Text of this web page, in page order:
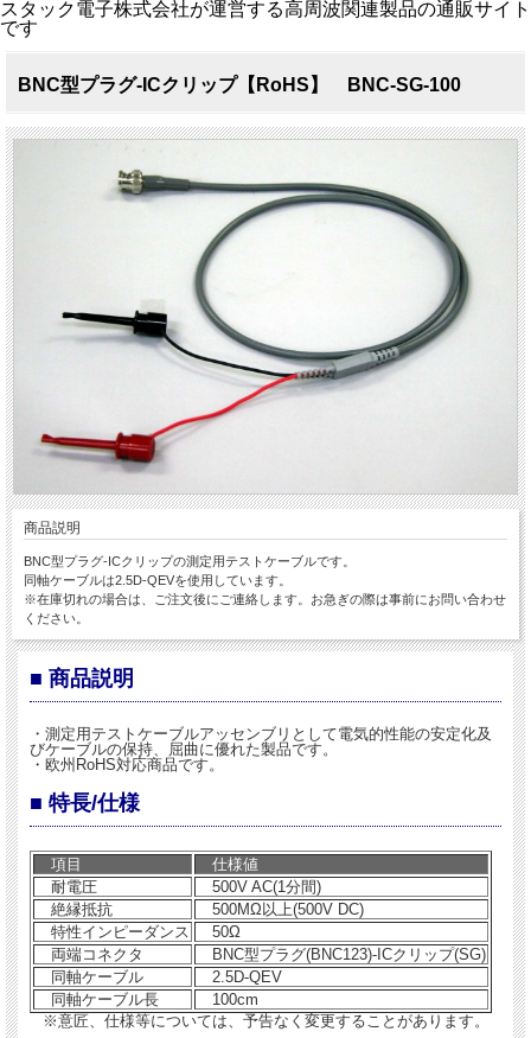
スタック電子株式会社が運営する高周波関連製品の通販サイト
です
BNC型プラグ-ICクリップ【RoHS】 BNC-SG-100
商品説明
BNC型プラグ-ICクリップの測定用テストケーブルです。
同軸ケーブルは2.5D-QEVを使用しています。
※在庫切れの場合は、ご注文後にご連絡します。お急ぎの際は事前にお問い合わせ
ください。
■ 商品説明
・測定用テストケーブルアッセンブリとして電気的性能の安定化及
びケーブルの保持、屈曲に優れた製品です。
・欧州RoHS対応商品です。
■ 特長/仕様
項目
仕様値
耐電圧
500V AC(1分間)
絶縁抵抗
500MΩ以上(500V DC)
特性インピーダンス
50Ω
両端コネクタ
BNC型プラグ(BNC123)-ICクリップ(SG)
同軸ケーブル
2.5D-QEV
同軸ケーブル長
100cm
※意匠、仕様等については、予告なく変更することがあります。